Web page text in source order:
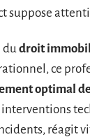
suppose
dudroit
ce
optimal
interventions
réagit